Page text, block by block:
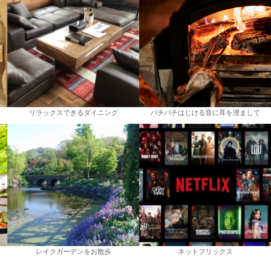
リラックスできるダイニング パチパチはじける音に耳を澄まして
レイクガーデンをお散歩 ネットフリックス